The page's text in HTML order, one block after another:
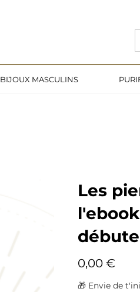
BIJOUX MASCULINS
Les
0,00 €
🎁 Envie de